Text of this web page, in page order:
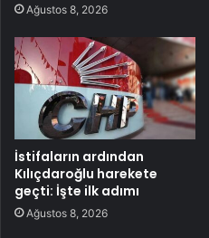
Ağustos 8, 2026
İstifaların ardından
Kılıçdaroğlu harekete
geçti: İşte ilk adımı
Ağustos 8, 2026